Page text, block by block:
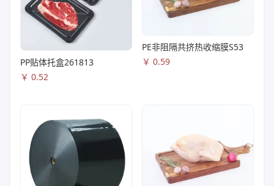
PP贴体托盒261813
￥ 0.52
PE非阻隔共挤热收缩膜S53
￥ 0.59